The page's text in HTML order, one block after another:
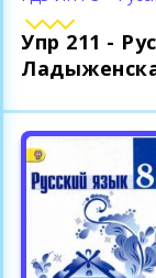
Упр 211 -